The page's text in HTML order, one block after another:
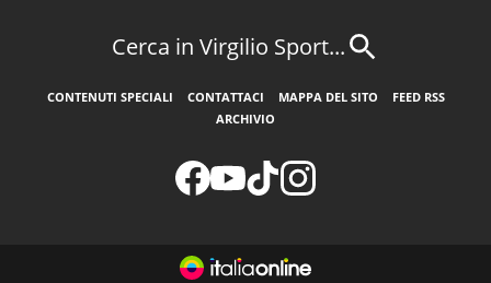
Cerca in Virgilio Sport...
CONTENUTI SPECIALI CONTATTACI MAPPA DEL SITO
FEED RSS
ARCHIVIO